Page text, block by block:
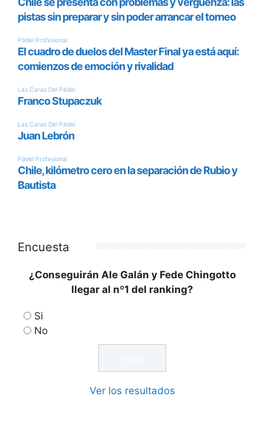
Encuesta
¿Conseguirán Ale Galán y Fede Chingotto
llegar al nº1 del ranking?
Si
No
Ver los resultados